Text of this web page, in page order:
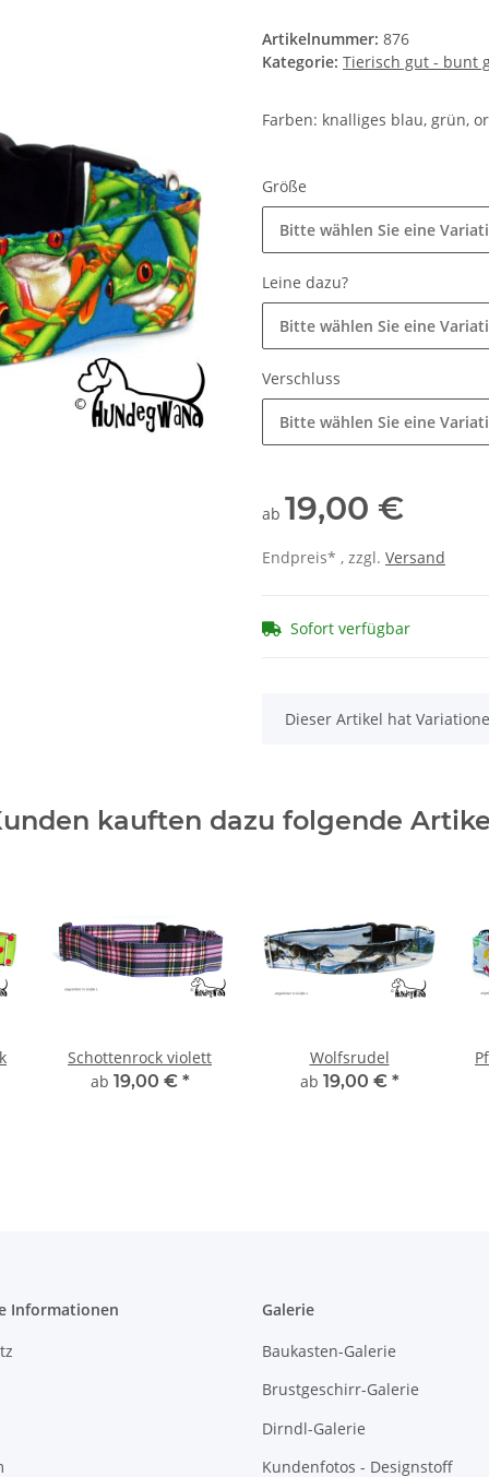
Artikelnummer: 876
Kategorie: Tierisch gut - bunt
Farben: knalliges blau, grün,
Größe
Bitte wählen Sie eine
Leine dazu?
Bitte wählen Sie eine
Verschluss
Bitte wählen Sie eine
ab 19,00 €
Endpreis* , zzgl. Versand
Sofort verfügbar
x
Dieser Artikel hat
kauften dazu folgende
Schottenrock violett
ab 19,00 € *
Wolfsrudel
ab 19,00 € *
Informationen Galerie
Baukasten-Galerie
Brustgeschirr-Galerie
Dirndl-Galerie
Kundenfotos - Designstoff